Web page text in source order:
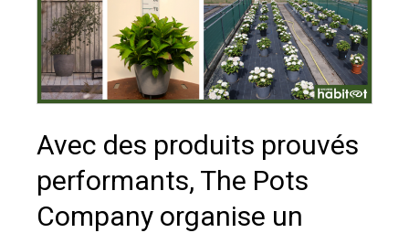
Avec des produits prouvés
performants, The Pots
Company organise un